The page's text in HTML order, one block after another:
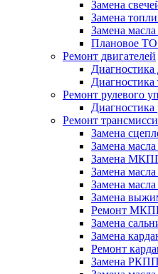
Замена
Замена
Замена масла
Плановое ТО
Ремонт двигателей
Диагностика
Ремонт рулевого
Диагностика
Ремонт
Замена
Замена
Замена
Замена
Замена
Замена
Ремонт
Замена
Замена
Ремонт
Замена РКПП